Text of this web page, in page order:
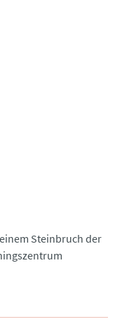
Steinbruch der